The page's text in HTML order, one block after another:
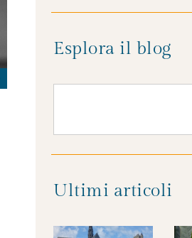
Esplora il blog
Ultimi articoli